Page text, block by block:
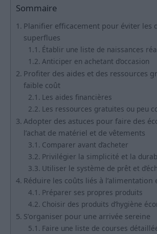
Sommaire
Planifier efficacement pour éviter les
superflues
Établir une liste de naissances
Anticiper en achetant d’occasion
Profiter des aides et des ressources
faible coût
Les aides financières
Les ressources gratuites ou peu
Adopter des astuces pour faire des
l’achat de matériel et de vêtements
Comparer avant d’acheter
Privilégier la simplicité et la
Utiliser le système de prêt et
Réduire les coûts liés à l’alimentation
Préparer ses propres produits
Choisir des produits d’hygiène
S’organiser pour une arrivée sereine
Faire une liste de courses